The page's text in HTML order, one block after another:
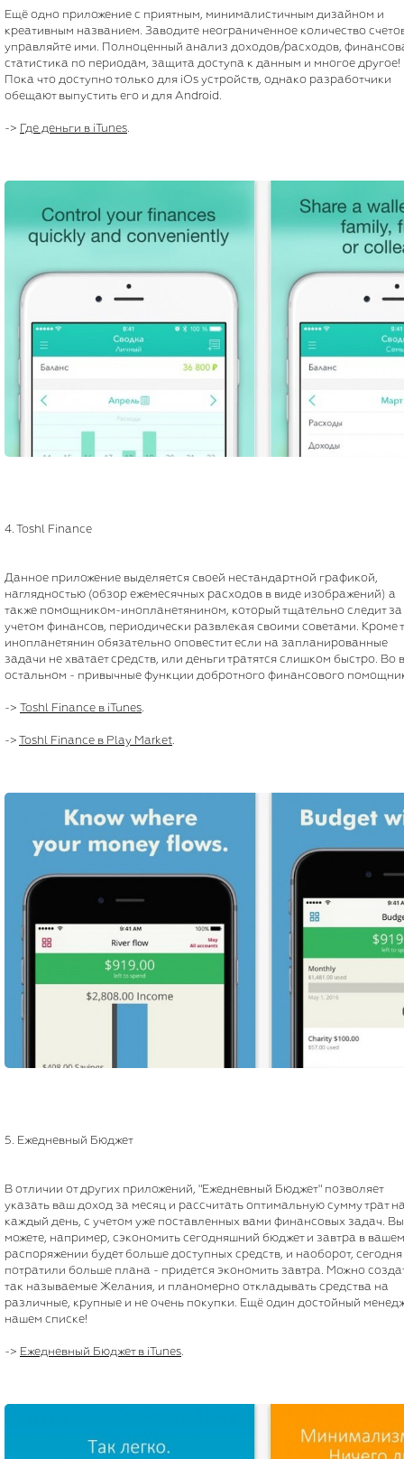
Ещё одно приложение с приятным, минималистичным дизайном и
креативным названием. Заводите неограниченное количество
управляйте ими. Полноценный анализ доходов/расходов,
статистика по периодам, защита доступа к данным и многое другое!
Пока что доступно только для iOs устройств, однако разработчики
обещают выпустить его и для Android.
-> Где деньги в iTunes.
4. Toshl Finance
Данное приложение выделяется своей нестандартной графикой,
наглядностью (обзор ежемесячных расходов в виде изображений) а
также помощником-инопланетянином, который тщательно следит за
учетом финансов, периодически развлекая своими советами. Кроме
инопланетянин обязательно оповестит если на запланированные
задачи не хватает средств, или деньги тратятся слишком быстро. Во
остальном - привычные функции добротного финансового
-> Toshl Finance в iTunes
-> Toshl Finance в Play Market
5. Ежедневный Бюджет
В отличии от других приложений, "Ежедневный Бюджет" позволяет
указать ваш доход за месяц и рассчитать оптимальную сумму трат
каждый день, с учетом уже поставленных вами финансовых задач. Вы
можете, например, сэкономить сегодняшний бюджет и завтра в вашем
распоряжении будет больше доступных средств, и наоборот, сегодня
потратили больше плана - придется экономить завтра. Можно
так называемые Желания, и планомерно откладывать средства на
различные, крупные и не очень покупки. Ещё один достойный
нашем списке!
-> Ежедневный Бюджет в iTunes.